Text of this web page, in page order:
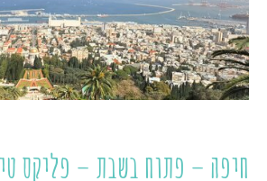
חיפה – פתוח בשבת – פליקס